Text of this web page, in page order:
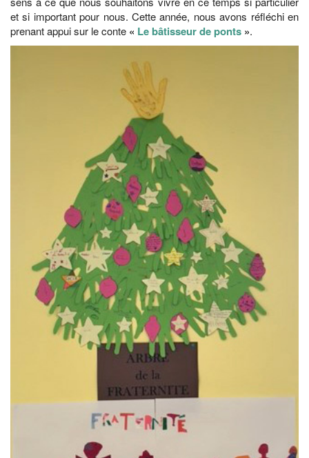
et si important pour nous. Cette année, nous avons réfléchi en
prenant appui sur le conte « Le bâtisseur de ponts ».